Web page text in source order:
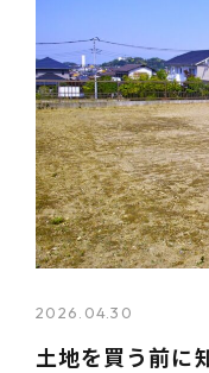
2026.04.30
土地を買う前に